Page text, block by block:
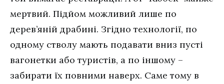
мертвий. Підйом можливий лише по
дерев’яній драбині. Згідно технології, по
одному стволу мають подавати вниз пусті
вагонетки або туристів, а по іншому –
забирати їх повними наверх. Саме тому в